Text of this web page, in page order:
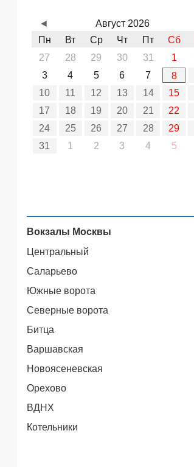
Август 2026
Пн
Вт Ср Чт Пт Сб
27
28 29 30 31 1
3
4 5 6 7 8
10
11 12 13 14 15
17
18 19 20 21 22
24
25 26 27 28 29
31
1 2 3 4 5
◄
Вокзалы Москвы
Центральный
Саларьево
Южные ворота
Северные ворота
Битца
Варшавская
Новоясеневская
Орехово
ВДНХ
Котельники